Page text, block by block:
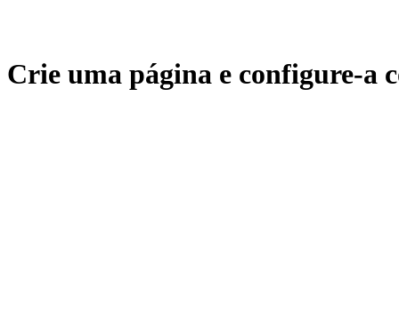
Crie uma página e configure-a